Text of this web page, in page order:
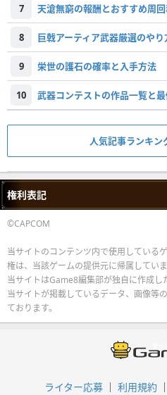
7 天滄無窮の報酬とおすすめ周
8 巨戟アーティア武器厳選のや
9 栄世の護石の確率と入手方法
10 武器コンテストの作品一覧と
人気記事ランキン
権利表記
©CAPCOM
当サイトのコンテンツ内で使用している
権は、当該ゲームの提供元に帰属していま
当サイトはGame8編集部が独自に作成し
当サイトが掲載しているデータ、画像等
ております。
ライター応募 利用規約